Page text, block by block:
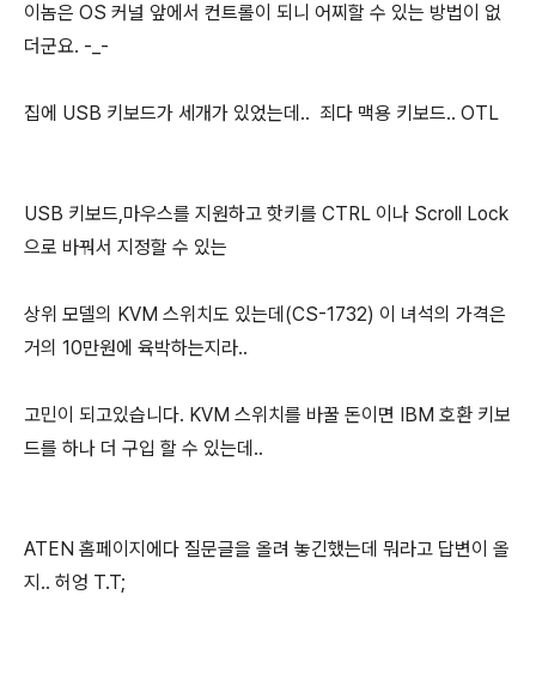
이놈은 OS 커널 앞에서 컨트롤이 되니 어찌할 수 있는 방법이 없
더군요. -_-
집에 USB 키보드가 세개가 있었는데.. 죄다 맥용 키보드.. OTL
USB 키보드,마우스를 지원하고 핫키를 CTRL 이나 Scroll Lock
으로 바꿔서 지정할 수 있는
상위 모델의 KVM 스위치도 있는데(CS-1732) 이 녀석의 가격은
거의 10만원에 육박하는지라..
고민이 되고있습니다. KVM 스위치를 바꿀 돈이면 IBM 호환 키보
드를 하나 더 구입 할 수 있는데..
ATEN 홈페이지에다 질문글을 올려 놓긴했는데 뭐라고 답변이 올
지.. 허엉 T.T;